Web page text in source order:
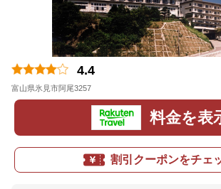
4.4
富山県氷見市阿尾3257
料金を表
割引クーポンをチェ